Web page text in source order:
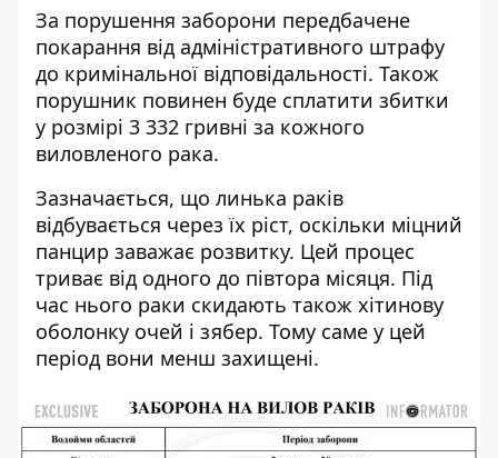
За порушення заборони передбачене
покарання від адміністративного штрафу
до кримінальної відповідальності. Також
порушник повинен буде сплатити збитки
у розмірі 3 332 гривні за кожного
виловленого рака.
Зазначається, що линька раків
відбувається через їх ріст, оскільки міцний
панцир заважає розвитку. Цей процес
триває від одного до півтора місяця. Під
час нього раки скидають також хітинову
оболонку очей і зябер. Тому саме у цей
період вони менш захищені.